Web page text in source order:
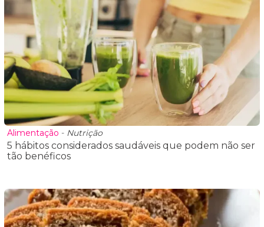
Alimentação - Nutrição
5 hábitos considerados saudáveis que podem não ser
tão benéficos